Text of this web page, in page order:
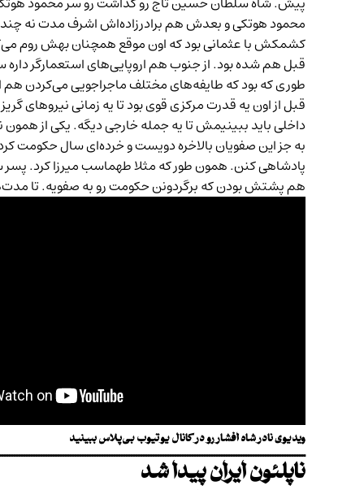
محمود هوتکی و بعدش هم برادرزاده‌اش اشرف مدت نه
کشمکش با عثمانی بود که‌ اون‌ موقع همچنان بهش روم‌
قبل هم شده بود. از جنوب هم اروپایی‌های استعمارگر
طوری که بود که طایفه‌های مختلف ماجراجویی می‌کردن هم
قبل از اون یه قدرت مرکزی قوی بود تا یه زمانی
داخلی باید ببینیمش تا یه جمله خارجی دیگه. یکی از
به جز این صفویان بالاخره دویست و خرده‌ای سال حکومت
پادشاهی کنن. همون طور که مثلا طهماسب میرزا کرد. پسر
هم پشتش بودن که برگردونن حکومت رو به صفویه. تا
ویدیوینادر شاه افشاررو در کانال یوتیوب بی‌پلاس ببینید
ناپلئون ایران پیدا شد